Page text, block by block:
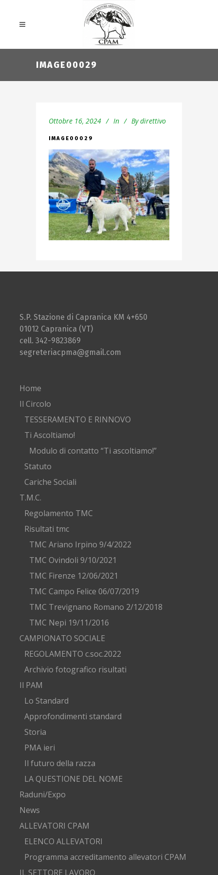
IMAGE00029
Ottobre 16, 2024 In By direttivo
IMAGE00029
S.P. Stazione di Capranica KM 4+650
01012 Capranica (VT)
cell. 342-9823869
segreteriacpma@gmail.com
Home
Il Circolo
TESSERAMENTO E RINNOVO
Ti Ascoltiamo!
Modulo di contatto “Ti ascoltiamo!”
Statuto
Cariche Sociali
T.M.C.
Regolamento TMC
Risultati tmc
TMC Ariano Irpino 9/4/2022
TMC Ovindoli 9/10/2021
TMC Firenze 12/06/2021
TMC Campo Felice 06/07/2019
TMC Trevignano Romano 2/12/2018
TMC Nepi 19/11/2016
CAMPIONATO SOCIALE
REGOLAMENTO c.soc.2022
Archivio fotografico risultati
Il PAM
Lo Standard
Approfondimenti standard
Storia
PMA ieri
Il futuro della razza
LA QUESTIONE DEL NOME
Raduni/Expo
News
ALLEVATORI CPAM
ELENCO ALLEVATORI
Programma accreditamento allevatori CPAM
IL SETTORE LAVORO